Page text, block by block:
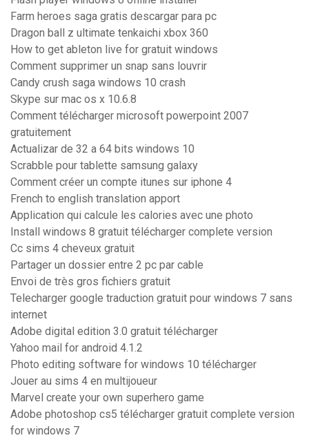
Farm heroes saga gratis descargar para pc
Dragon ball z ultimate tenkaichi xbox 360
How to get ableton live for gratuit windows
Comment supprimer un snap sans louvrir
Candy crush saga windows 10 crash
Skype sur mac os x 10.6.8
Comment télécharger microsoft powerpoint 2007
gratuitement
Actualizar de 32 a 64 bits windows 10
Scrabble pour tablette samsung galaxy
Comment créer un compte itunes sur iphone 4
French to english translation apport
Application qui calcule les calories avec une photo
Install windows 8 gratuit télécharger complete version
Cc sims 4 cheveux gratuit
Partager un dossier entre 2 pc par cable
Envoi de très gros fichiers gratuit
Telecharger google traduction gratuit pour windows 7 sans
internet
Adobe digital edition 3.0 gratuit télécharger
Yahoo mail for android 4.1.2
Photo editing software for windows 10 télécharger
Jouer au sims 4 en multijoueur
Marvel create your own superhero game
Adobe photoshop cs5 télécharger gratuit complete version
for windows 7